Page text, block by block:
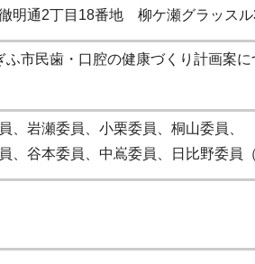
明通2丁目18番地 柳ケ瀬グラッス
ふ市民歯・口腔の健康づくり計画案に
、岩瀬委員、小栗委員、桐山委員、
、谷本委員、中嶌委員、日比野委員